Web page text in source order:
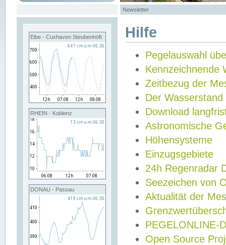
Newsletter
Elbe - Cuxhaven Steubenhöft
RHEIN - Koblenz
DONAU - Passau
Hilfe
Pegelauswahl
Kennzeichnende
Zeitbezug der
Der Wasserstand
Download
Astronomische
Höhensysteme
Einzugsgebiete
24h Regenradar
Seezeichen von
Aktualität der
PEGELONLINE-
Open Source